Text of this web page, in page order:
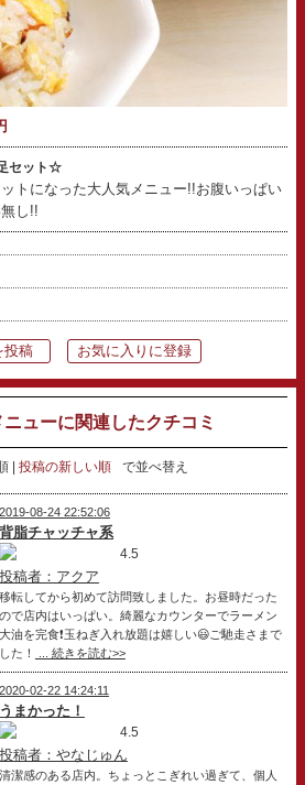
セット☆
トになった大人気メニュー!!お腹いっぱい
し!!
投稿 お気に入りに登録
ニューに関連したクチコミ
投稿の新しい順 で並べ替え
2019-08-24 22:52:06
背脂チャッチャ系
4.5
投稿者：アクア
移転してから初めて訪問致しました。お昼時だった
ので店内はいっぱい。綺麗なカウンターでラーメン
大油を完食❗️玉ねぎ入れ放題は嬉しい😃ご馳走さまで
した！
... 続きを読む>>
2020-02-22 14:24:11
うまかった！
4.5
投稿者：やなじゅん
清潔感のある店内。ちょっとこぎれい過ぎて、個人